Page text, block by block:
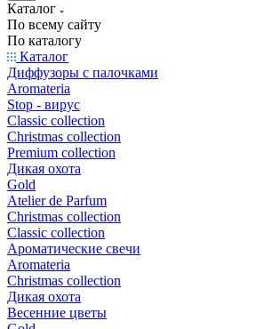
Каталог
По всему сайту
По каталогу
Каталог
Диффузоры с палочками
Aromateria
Stop - вирус
Сlassic collection
Сhristmas collection
Premium collection
Дикая охота
Gold
Atelier de Parfum
Christmas collection
Classic collection
Ароматические свечи
Aromateria
Сhristmas collection
Дикая охота
Весенние цветы